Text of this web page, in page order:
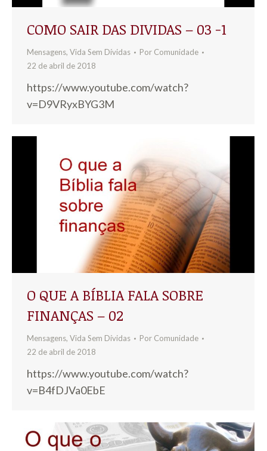
COMO SAIR DAS DIVIDAS – 03 -1
Mensagens, Vida Sem Dívidas Por Comunidade
22 de abril de 2018
https://www.youtube.com/watch?
v=D9VRyxBYG3M
O QUE A BÍBLIA FALA SOBRE
FINANÇAS – 02
Mensagens, Vida Sem Dívidas Por Comunidade
22 de abril de 2018
https://www.youtube.com/watch?
v=B4fDJVa0EbE